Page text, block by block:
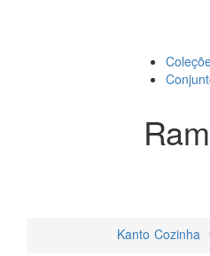
Kanto Cozinha